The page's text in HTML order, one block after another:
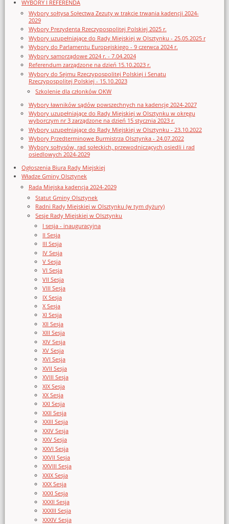
WYBORY I REFERENDA
Wybory sołtysa Sołectwa Zezuty w trakcie trwania kadencji 2024-
2029
Wybory Prezydenta Rzeczypospolitej Polskiej 2025 r.
Wybory uzupełniające do Rady Miejskiej w Olsztynku - 25.05.2025 r
Wybory do Parlamentu Europejskiego - 9 czerwca 2024 r.
Wybory samorządowe 2024 r. - 7.04.2024
Referendum zarządzone na dzień 15.10.2023 r.
Wybory do Sejmu Rzeczypospolitej Polskiej i Senatu
Rzeczypospolitej Polskiej - 15.10.2023
Szkolenie dla członków OKW
Wybory ławników sądów powszechnych na kadencję 2024-2027
Wybory uzupełniające do Rady Miejskiej w Olsztynku w okręgu
wyborczym nr 3 zarządzone na dzień 15 stycznia 2023 r.
Wybory uzupełniające do Rady Miejskiej w Olsztynku - 23.10.2022
Wybory Przedterminowe Burmistrza Olsztynka - 24.07.2022
Wybory sołtysów, rad sołeckich, przewodniczących osiedli i rad
osiedlowych 2024-2029
Ogłoszenia Biura Rady Miejskiej
Władze Gminy Olsztynek
Rada Miejska kadencja 2024-2029
Statut Gminy Olsztynek
Radni Rady Miejskiej w Olsztynku (w tym dyżury)
Sesje Rady Miejskiej w Olsztynku
I sesja - inauguracyjna
II Sesja
III Sesja
IV Sesja
V Sesja
VI Sesja
VII Sesja
VIII Sesja
IX Sesja
X Sesja
XI Sesja
XII Sesja
XIII Sesja
XIV Sesja
XV Sesja
XVI Sesja
XVII Sesja
XVIII Sesja
XIX Sesja
XX Sesja
XXI Sesja
XXII Sesja
XXIII Sesja
XXIV Sesja
XXV Sesja
XXVI Sesja
XXVII Sesja
XXVIII Sesja
XXIX Sesja
XXX Sesja
XXXI Sesja
XXXII Sesja
XXXIII Sesja
XXXIV Sesja